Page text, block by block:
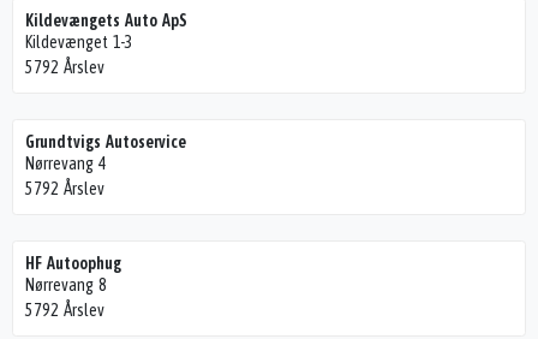
Kildevængets Auto ApS
Kildevænget 1-3
5792 Årslev
Grundtvigs Autoservice
Nørrevang 4
5792 Årslev
HF Autoophug
Nørrevang 8
5792 Årslev